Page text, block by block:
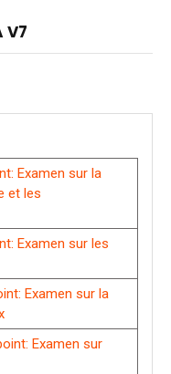
V7
Examen sur la
et les
Examen sur les
Examen sur la
Examen sur